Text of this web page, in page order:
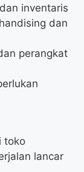
inventaris
dan
perangkat
toko
lancar